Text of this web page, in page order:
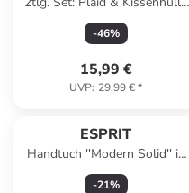
"Comfy" in Grau
-46%
15,99 €
UVP: 29,99 €*
ESPRIT
Handtuch ''Modern Solid'' in
Creme
-21%